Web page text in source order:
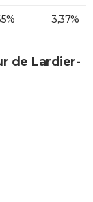
3,37%
de Lardier-